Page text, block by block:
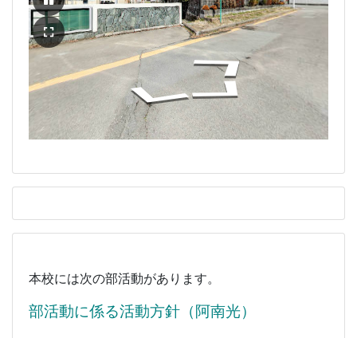
本校には次の部活動があります。
部活動に係る活動方針（阿南光）